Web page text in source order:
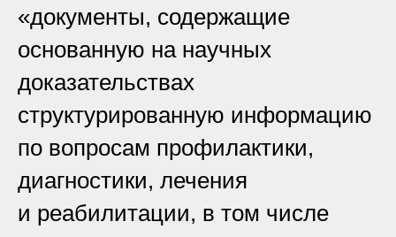
«документы, содержащие
основанную на научных
доказательствах
структурированную информацию
по вопросам профилактики,
диагностики, лечения
и реабилитации, в том числе